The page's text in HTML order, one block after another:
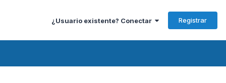
¿Usuario existente? Conectar Registrar